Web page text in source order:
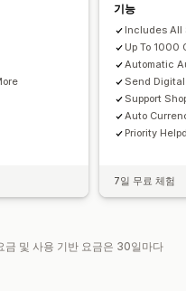
기능
Includes All
Up To 1000
Automatic
Send
Support
Auto
Priority
7일 무료 체험
금 및 사용 기반 요금은 30일마다